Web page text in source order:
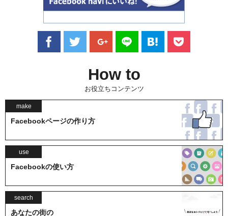
How to
お役立ちコンテンツ
make
Facebookページの作り方
use
Facebookの使い方
search
あなたの街の